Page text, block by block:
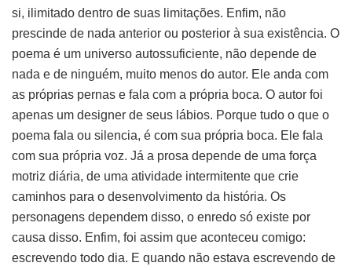
si, ilimitado dentro de suas limitações. Enfim, não
prescinde de nada anterior ou posterior à sua existência. O
poema é um universo autossuficiente, não depende de
nada e de ninguém, muito menos do autor. Ele anda com
as próprias pernas e fala com a própria boca. O autor foi
apenas um designer de seus lábios. Porque tudo o que o
poema fala ou silencia, é com sua própria boca. Ele fala
com sua própria voz. Já a prosa depende de uma força
motriz diária, de uma atividade intermitente que crie
caminhos para o desenvolvimento da história. Os
personagens dependem disso, o enredo só existe por
causa disso. Enfim, foi assim que aconteceu comigo:
escrevendo todo dia. E quando não estava escrevendo de